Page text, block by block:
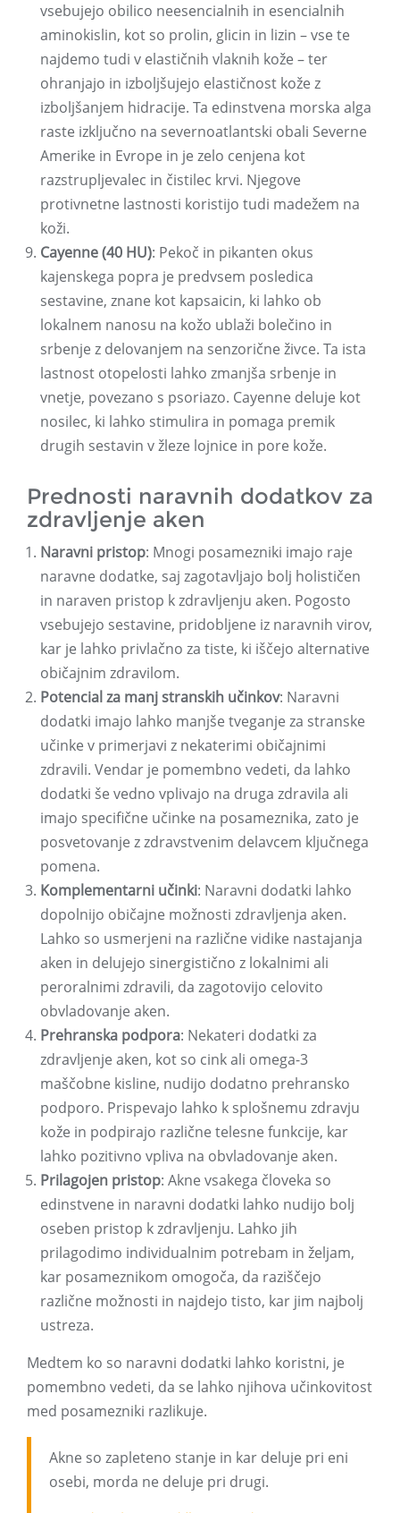
vsebujejo obilico neesencialnih in esencialnih
aminokislin, kot so prolin, glicin in lizin – vse te
najdemo tudi v elastičnih vlaknih kože – ter
ohranjajo in izboljšujejo elastičnost kože z
izboljšanjem hidracije. Ta edinstvena morska alga
raste izključno na severnoatlantski obali Severne
Amerike in Evrope in je zelo cenjena kot
razstrupljevalec in čistilec krvi. Njegove
protivnetne lastnosti koristijo tudi madežem na
koži.
Cayenne (40 HU): Pekoč in pikanten okus
kajenskega popra je predvsem posledica
sestavine, znane kot kapsaicin, ki lahko ob
lokalnem nanosu na kožo ublaži bolečino in
srbenje z delovanjem na senzorične živce. Ta ista
lastnost otopelosti lahko zmanjša srbenje in
vnetje, povezano s psoriazo. Cayenne deluje kot
nosilec, ki lahko stimulira in pomaga premik
drugih sestavin v žleze lojnice in pore kože.
Prednosti naravnih dodatkov za
zdravljenje aken
Naravni pristop: Mnogi posamezniki imajo raje
naravne dodatke, saj zagotavljajo bolj holističen
in naraven pristop k zdravljenju aken. Pogosto
vsebujejo sestavine, pridobljene iz naravnih virov,
kar je lahko privlačno za tiste, ki iščejo alternative
običajnim zdravilom.
Potencial za manj stranskih učinkov: Naravni
dodatki imajo lahko manjše tveganje za stranske
učinke v primerjavi z nekaterimi običajnimi
zdravili. Vendar je pomembno vedeti, da lahko
dodatki še vedno vplivajo na druga zdravila ali
imajo specifične učinke na posameznika, zato je
posvetovanje z zdravstvenim delavcem ključnega
pomena.
Komplementarni učinki: Naravni dodatki lahko
dopolnijo običajne možnosti zdravljenja aken.
Lahko so usmerjeni na različne vidike nastajanja
aken in delujejo sinergistično z lokalnimi ali
peroralnimi zdravili, da zagotovijo celovito
obvladovanje aken.
Prehranska podpora: Nekateri dodatki za
zdravljenje aken, kot so cink ali omega-3
maščobne kisline, nudijo dodatno prehransko
podporo. Prispevajo lahko k splošnemu zdravju
kože in podpirajo različne telesne funkcije, kar
lahko pozitivno vpliva na obvladovanje aken.
Prilagojen pristop: Akne vsakega človeka so
edinstvene in naravni dodatki lahko nudijo bolj
oseben pristop k zdravljenju. Lahko jih
prilagodimo individualnim potrebam in željam,
kar posameznikom omogoča, da raziščejo
različne možnosti in najdejo tisto, kar jim najbolj
ustreza.
Medtem ko so naravni dodatki lahko koristni, je
pomembno vedeti, da se lahko njihova učinkovitost
med posamezniki razlikuje.
Akne so zapleteno stanje in kar deluje pri eni
osebi, morda ne deluje pri drugi.